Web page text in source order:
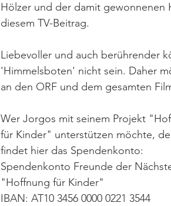
Hölzer und der damit gewonnenen
diesem TV-Beitrag.
Liebevoller und auch berührender
'Himmelsboten' nicht sein. Daher
an den ORF und dem gesamten
Wer Jorgos mit seinem Projekt
für Kinder" unterstützen möchte,
findet hier das Spendenkonto:
Spendenkonto Freunde der
"Hoffnung für Kinder"
IBAN: AT10 3456 0000 0221 3544